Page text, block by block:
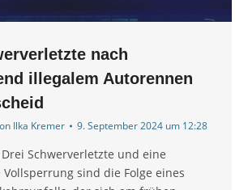
nach
illegalem Autorennen
Ilka Kremer 9. September 2024 um 12:28
Schwerverletzte und eine
sind die Folge eines